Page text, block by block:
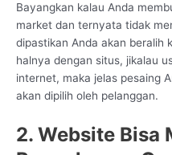
Bayangkan kalau Anda
market dan ternyata tidak
dipastikan Anda akan beralih
halnya dengan situs, jikalau
internet, maka jelas pesaing
akan dipilih oleh pelanggan.
2. Website Bisa